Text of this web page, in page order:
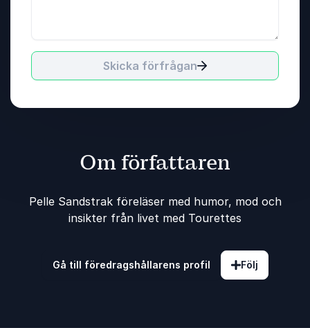
Skicka förfrågan
Om författaren
Pelle Sandstrak föreläser med humor, mod och
insikter från livet med Tourettes
Gå till föredragshållarens profil Följ